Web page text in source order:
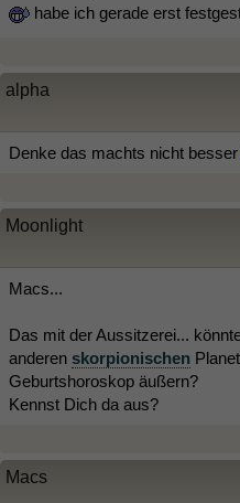
habe ich gerade erst
alpha
Denke das machts nicht besser
Moonlight
Macs...
Das mit der Aussitzerei...
anderen skorpionischen
Geburtshoroskop äußern?
Kennst Dich da aus?
Macs